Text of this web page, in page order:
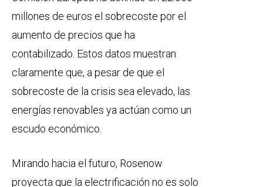
millones de euros el sobrecoste por el
aumento de precios que ha
contabilizado. Estos datos muestran
claramente que, a pesar de que el
sobrecoste de la crisis sea elevado, las
energías renovables ya actúan como un
escudo económico.
Mirando hacia el futuro, Rosenow
proyecta que la electrificación no es solo